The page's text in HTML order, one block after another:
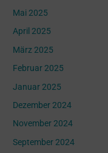
Mai 2025
April 2025
März 2025
Februar 2025
Januar 2025
Dezember 2024
November 2024
September 2024